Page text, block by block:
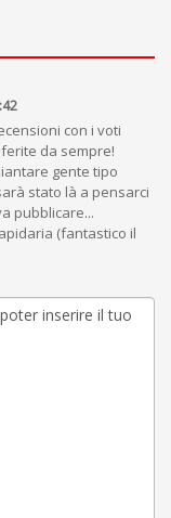
con i voti
da sempre!
gente tipo
stato là a pensarci
pubblicare...
(fantastico il